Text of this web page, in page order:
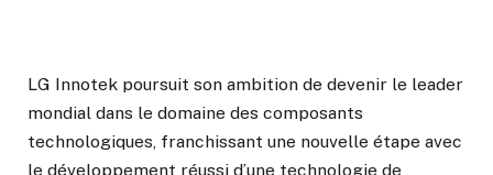
LG Innotek poursuit son ambition de devenir le leader
mondial dans le domaine des composants
technologiques, franchissant une nouvelle étape avec
le développement réussi d’une technologie de